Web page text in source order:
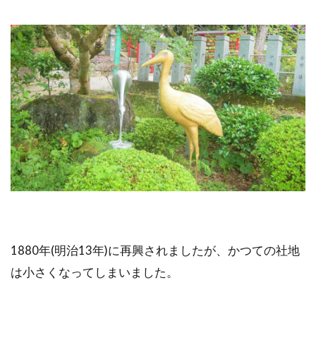
1880年(明治13年)に再興されましたが、かつての社地
は小さくなってしまいました。